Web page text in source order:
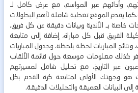
وأدائهم عبر المواسم، مع عرض كامل لـ
يقدم الموقع تغطية شاملة لأهم البطولات
خاصة بـ الأندية وبيانات دقيقة عن كل فريق.
الفريق قبل كل مباراة، إضافة إلى متابعة
المباريات لحظة بلحظة، وجدول المباريات
كذلك معلومات موسعة حول قائمة الألقاب
عبر التاريخ، مع تحليل شامل لمسيرتهم
هو وجهتك الأولى لمتابعة كرة القدم بكل
إلى البيانات العميقة والتحليلات الدقيقة.